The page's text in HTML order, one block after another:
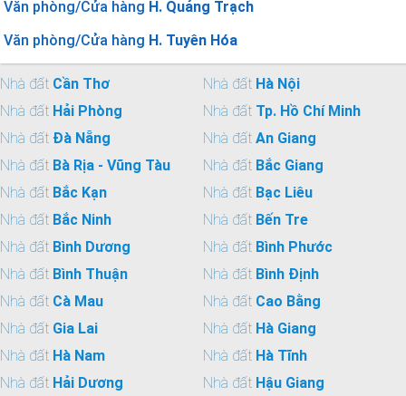
Văn phòng/Cửa hàng H. Quảng Trạch
Văn phòng/Cửa hàng H. Tuyên Hóa
Nhà đất Cần Thơ Nhà đất Hà Nội
Nhà đất Hải Phòng Nhà đất Tp. Hồ Chí Minh
Nhà đất Đà Nẵng Nhà đất An Giang
Nhà đất Bà Rịa - Vũng Tàu Nhà đất Bắc Giang
Nhà đất Bắc Kạn Nhà đất Bạc Liêu
Nhà đất Bắc Ninh Nhà đất Bến Tre
Nhà đất Bình Dương Nhà đất Bình Phước
Nhà đất Bình Thuận Nhà đất Bình Định
Nhà đất Cà Mau Nhà đất Cao Bằng
Nhà đất Gia Lai Nhà đất Hà Giang
Nhà đất Hà Nam Nhà đất Hà Tĩnh
Nhà đất Hải Dương Nhà đất Hậu Giang